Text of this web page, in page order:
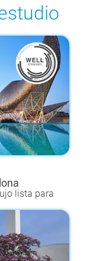
lista para